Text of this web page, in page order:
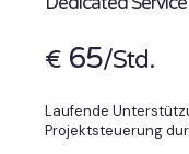
€ 65/Std.
Laufende
Projektsteuerung